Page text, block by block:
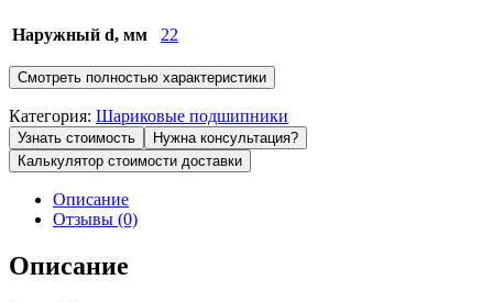
Наружный d, мм 22
Смотреть полностью характеристики
Категория: Шариковые подшипники
Узнать стоимость
Нужна консультация?
Калькулятор стоимости доставки
Описание
Отзывы (0)
Описание